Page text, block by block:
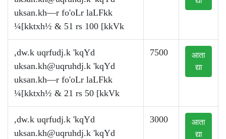
uksan.kh—r fo'oLr laLFkk
¼[kktxh½ & 51 rs 100 [kkVk
,dw.k uqrfudj.k 'kqYd
uksan.kh@uqruhdj.k 'kqYd
uksan.kh—r fo'oLr laLFkk
¼[kktxh½ & 21 rs 50 [kkVk
7500
आता
द्या
,dw.k uqrfudj.k 'kqYd
uksan.kh@uqruhdj.k 'kqYd
3000
आता
द्या